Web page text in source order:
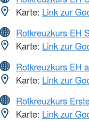
Karte: Link zur
Rotkreuzkurs EH
Karte: Link zur
Rotkreuzkurs EH
Karte: Link zur
Rotkreuzkurs
Karte: Link zur